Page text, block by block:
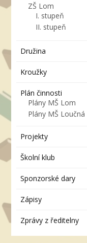
ZŠ Lom
I. stupeň
II. stupeň
Družina
Kroužky
Plán činnosti
Plány MŠ Lom
Plány MŠ Loučná
Projekty
Školní klub
Sponzorské dary
Zápisy
Zprávy z ředitelny